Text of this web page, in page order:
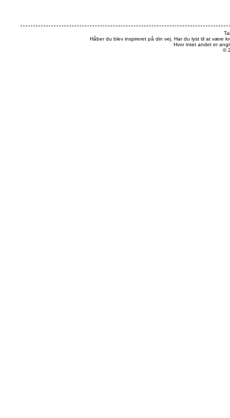
Håber du blev inspireret på din vej. Har du lyst til at være
Hvor intet andet er
©